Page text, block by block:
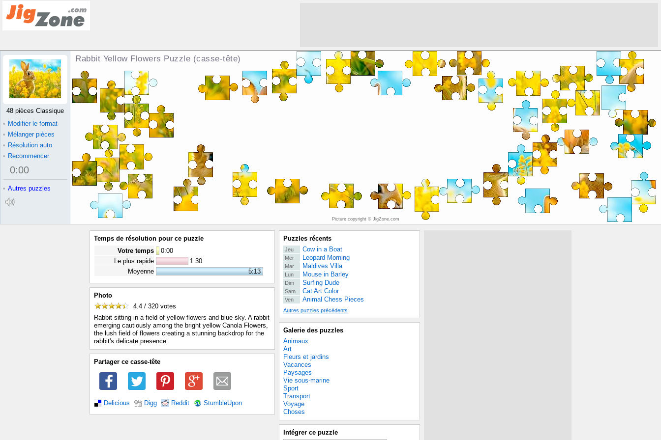
Rabbit Yellow Flowers Puzzle (casse-tête)
Picture copyright © JigZone.com
48 pièces Classique
• Modifier le format
• Mélanger pièces
• Résolution auto
• Recommencer
0:00
• Autres puzzles
Temps de résolution pour ce puzzle
Votre temps
0:00
Le plus rapide
1:30
Moyenne
5:13
Photo
4.4 / 320 votes
Rabbit sitting in a field of yellow flowers and blue sky. A rabbit
emerging cautiously among the bright yellow Canola Flowers,
the lush field of flowers creating a stunning backdrop for the
rabbit's delicate presence.
Partager ce casse-tête
Delicious Digg Reddit StumbleUpon
Puzzles récents
Jeu Cow in a Boat
Mer Leopard Morning
Mar Maldives Villa
Lun Mouse in Barley
Dim Surfing Dude
Sam Cat Art Color
Ven Animal Chess Pieces
Autres puzzles précédents
Galerie des puzzles
Animaux
Art
Fleurs et jardins
Vacances
Paysages
Vie sous-marine
Sport
Transport
Voyage
Choses
Intégrer ce puzzle